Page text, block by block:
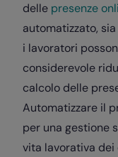
delle presenze
automatizzato,
i lavoratori
considerevole
calcolo delle
Automatizzare il
per una gestione
vita lavorativa